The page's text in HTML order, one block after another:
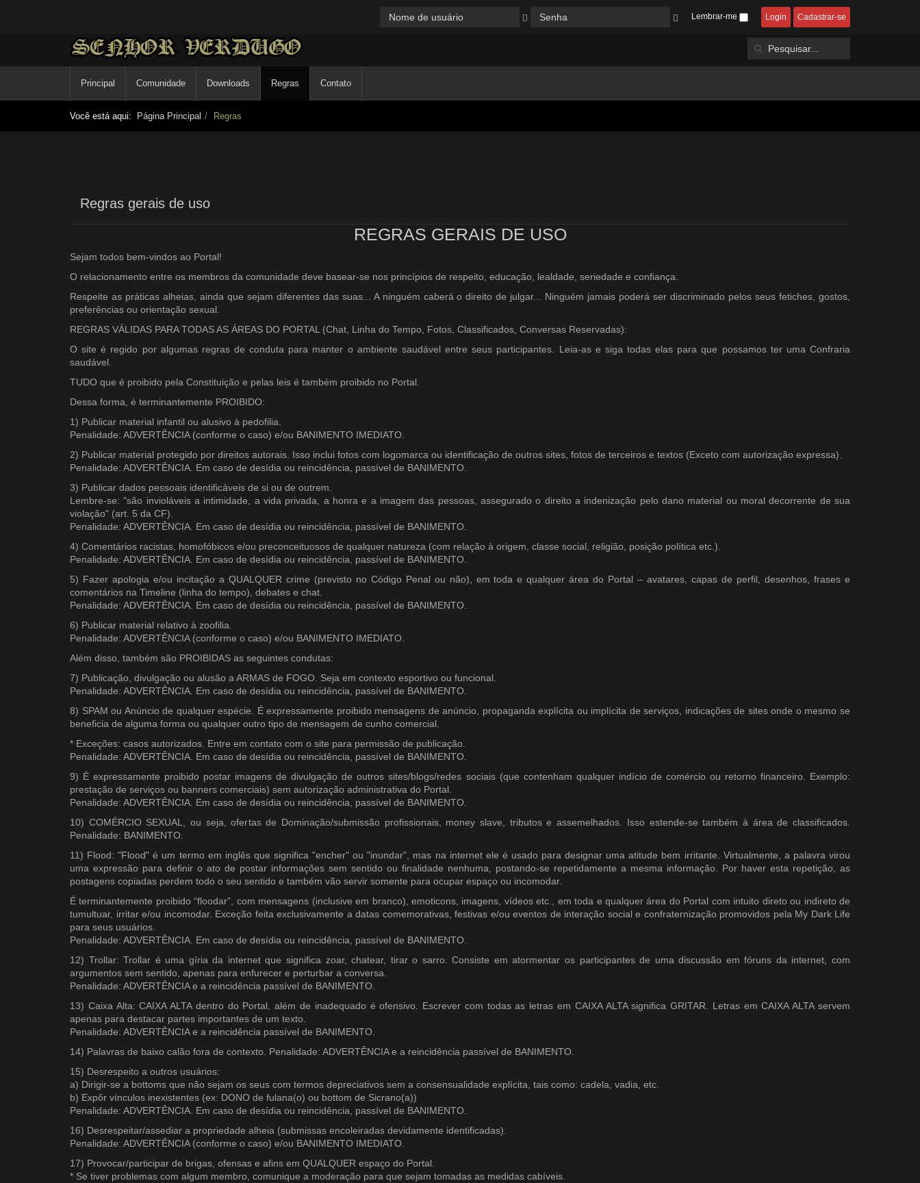
Lembrar-me Login Cadastrar-se
Principal Comunidade Downloads Regras Contato
Você está aqui: Página Principal Regras
Regras gerais de uso
REGRAS GERAIS DE USO
Sejam todos bem-vindos ao Portal!
O relacionamento entre os membros da comunidade deve basear-se nos princípios de respeito, educação, lealdade, seriedade e confiança.
Respeite as práticas alheias, ainda que sejam diferentes das suas... A ninguém caberá o direito de julgar... Ninguém jamais poderá ser discriminado pelos seus fetiches, gostos,
preferências ou orientação sexual.
REGRAS VÁLIDAS PARA TODAS AS ÁREAS DO PORTAL (Chat, Linha do Tempo, Fotos, Classificados, Conversas Reservadas):
O site é regido por algumas regras de conduta para manter o ambiente saudável entre seus participantes. Leia-as e siga todas elas para que possamos ter uma Confraria
saudável.
TUDO que é proibido pela Constituição e pelas leis é também proibido no Portal.
Dessa forma, é terminantemente PROIBIDO:
1) Publicar material infantil ou alusivo à pedofilia.
Penalidade: ADVERTÊNCIA (conforme o caso) e/ou BANIMENTO IMEDIATO.
2) Publicar material protegido por direitos autorais. Isso inclui fotos com logomarca ou identificação de outros sites, fotos de terceiros e textos (Exceto com autorização expressa).
Penalidade: ADVERTÊNCIA. Em caso de desídia ou reincidência, passível de BANIMENTO.
3) Publicar dados pessoais identificáveis de si ou de outrem.
Lembre-se: "são invioláveis a intimidade, a vida privada, a honra e a imagem das pessoas, assegurado o direito a indenização pelo dano material ou moral decorrente de sua
violação" (art. 5 da CF).
Penalidade: ADVERTÊNCIA. Em caso de desídia ou reincidência, passível de BANIMENTO.
4) Comentários racistas, homofóbicos e/ou preconceituosos de qualquer natureza (com relação à origem, classe social, religião, posição política etc.).
Penalidade: ADVERTÊNCIA. Em caso de desídia ou reincidência, passível de BANIMENTO.
5) Fazer apologia e/ou incitação a QUALQUER crime (previsto no Código Penal ou não), em toda e qualquer área do Portal – avatares, capas de perfil, desenhos, frases e
comentários na Timeline (linha do tempo), debates e chat.
Penalidade: ADVERTÊNCIA. Em caso de desídia ou reincidência, passível de BANIMENTO.
6) Publicar material relativo à zoofilia.
Penalidade: ADVERTÊNCIA (conforme o caso) e/ou BANIMENTO IMEDIATO.
Além disso, também são PROIBIDAS as seguintes condutas:
7) Publicação, divulgação ou alusão a ARMAS de FOGO. Seja em contexto esportivo ou funcional.
Penalidade: ADVERTÊNCIA. Em caso de desídia ou reincidência, passível de BANIMENTO.
8) SPAM ou Anúncio de qualquer espécie. É expressamente proibido mensagens de anúncio, propaganda explícita ou implícita de serviços, indicações de sites onde o mesmo se
beneficia de alguma forma ou qualquer outro tipo de mensagem de cunho comercial.
* Exceções: casos autorizados. Entre em contato com o site para permissão de publicação.
Penalidade: ADVERTÊNCIA. Em caso de desídia ou reincidência, passível de BANIMENTO.
9) É expressamente proibido postar imagens de divulgação de outros sites/blogs/redes sociais (que contenham qualquer indício de comércio ou retorno financeiro. Exemplo:
prestação de serviços ou banners comerciais) sem autorização administrativa do Portal.
Penalidade: ADVERTÊNCIA. Em caso de desídia ou reincidência, passível de BANIMENTO.
10) COMÉRCIO SEXUAL, ou seja, ofertas de Dominação/submissão profissionais, money slave, tributos e assemelhados. Isso estende-se também à área de classificados.
Penalidade: BANIMENTO.
11) Flood: "Flood" é um termo em inglês que significa "encher" ou "inundar", mas na internet ele é usado para designar uma atitude bem irritante. Virtualmente, a palavra virou
uma expressão para definir o ato de postar informações sem sentido ou finalidade nenhuma, postando-se repetidamente a mesma informação. Por haver esta repetição, as
postagens copiadas perdem todo o seu sentido e também vão servir somente para ocupar espaço ou incomodar.
É terminantemente proibido “floodar”, com mensagens (inclusive em branco), emoticons, imagens, vídeos etc., em toda e qualquer área do Portal com intuito direto ou indireto de
tumultuar, irritar e/ou incomodar. Exceção feita exclusivamente a datas comemorativas, festivas e/ou eventos de interação social e confraternização promovidos pela My Dark Life
para seus usuários.
Penalidade: ADVERTÊNCIA. Em caso de desídia ou reincidência, passível de BANIMENTO.
12) Trollar: Trollar é uma gíria da internet que significa zoar, chatear, tirar o sarro. Consiste em atormentar os participantes de uma discussão em fóruns da internet, com
argumentos sem sentido, apenas para enfurecer e perturbar a conversa.
Penalidade: ADVERTÊNCIA e a reincidência passível de BANIMENTO.
13) Caixa Alta: CAIXA ALTA dentro do Portal, além de inadequado é ofensivo. Escrever com todas as letras em CAIXA ALTA significa GRITAR. Letras em CAIXA ALTA servem
apenas para destacar partes importantes de um texto.
Penalidade: ADVERTÊNCIA e a reincidência passível de BANIMENTO.
14) Palavras de baixo calão fora de contexto. Penalidade: ADVERTÊNCIA e a reincidência passível de BANIMENTO.
15) Desrespeito a outros usuários:
a) Dirigir-se a bottoms que não sejam os seus com termos depreciativos sem a consensualidade explícita, tais como: cadela, vadia, etc.
b) Expôr vínculos inexistentes (ex: DONO de fulana(o) ou bottom de Sicrano(a))
Penalidade: ADVERTÊNCIA. Em caso de desídia ou reincidência, passível de BANIMENTO.
16) Desrespeitar/assediar a propriedade alheia (submissas encoleiradas devidamente identificadas).
Penalidade: ADVERTÊNCIA (conforme o caso) e/ou BANIMENTO IMEDIATO.
17) Provocar/participar de brigas, ofensas e afins em QUALQUER espaço do Portal.
* Se tiver problemas com algum membro, comunique a moderação para que sejam tomadas as medidas cabíveis.